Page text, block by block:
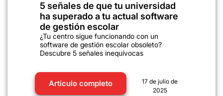
5 señales de que tu universidad
ha superado a tu actual software
de gestión escolar
¿Tu centro sigue funcionando con un
software de gestión escolar obsoleto?
Descubre 5 señales inequívocas
Artículo completo
17 de julio de
2025